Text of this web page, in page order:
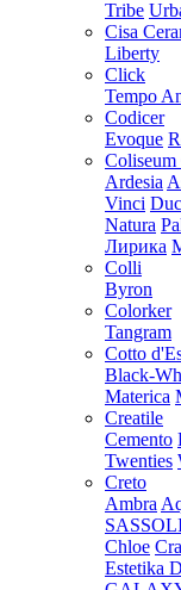
Tribe
Cisa
Liberty
Click
Tempo
Codicer
Evoque
Coliseum
Ardesia
Vinci
Natura
Лирика
Colli
Byron
Colorker
Tangram
Cotto
Black-
Materica
Creatile
Cemento
Twenties
Creto
Ambra
Chloe
Estetika